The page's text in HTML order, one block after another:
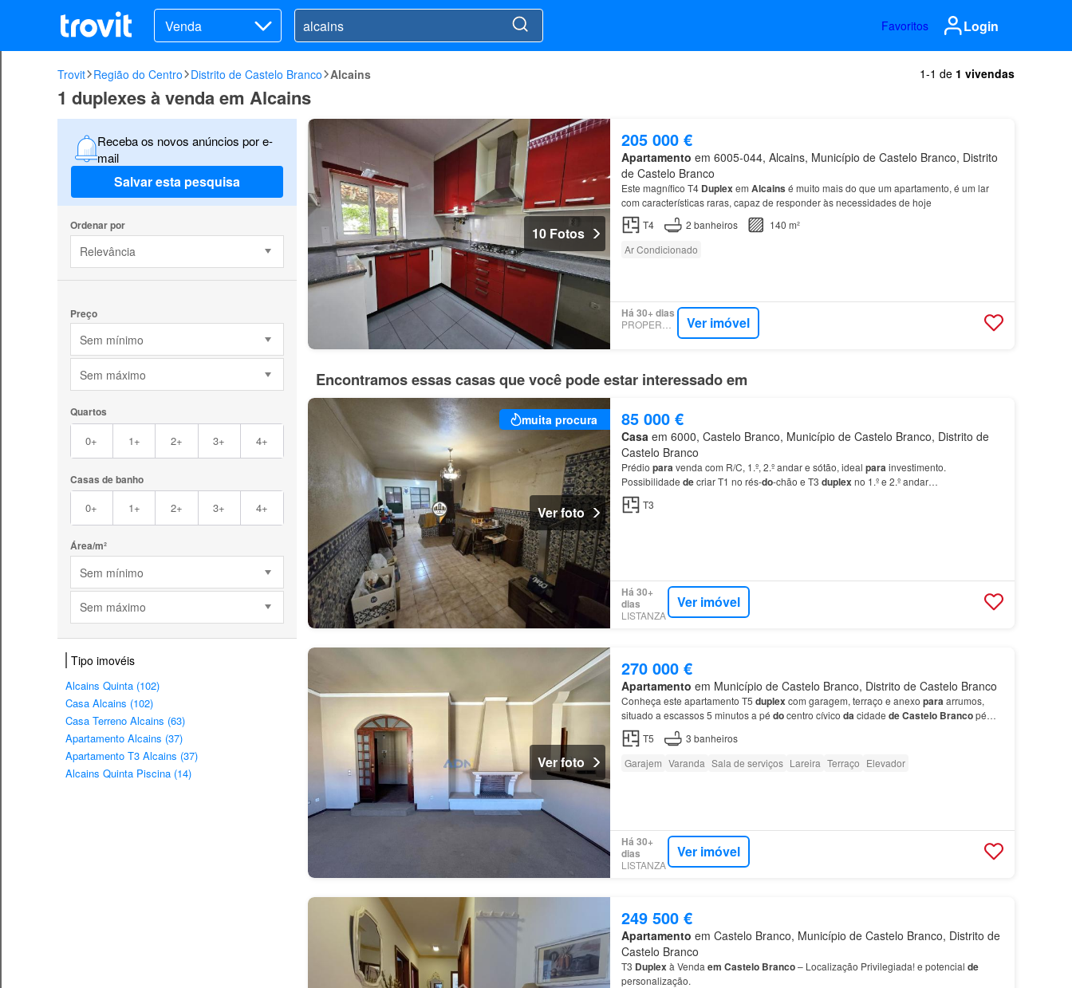
Venda Favoritos Login
Trovit Região do Centro Distrito de Castelo Branco Alcains 1-1 de 1 vivendas
1 duplexes à venda em Alcains
Receba os novos anúncios por e-
mail
Salvar esta pesquisa
Ordenar por
Relevância
Preço
Sem mínimo
Sem máximo
Quartos
0+ 1+ 2+ 3+ 4+
Casas de banho
0+ 1+ 2+ 3+ 4+
Área/m²
Sem mínimo
Sem máximo
Tipo imovéis
Alcains Quinta (102)
Casa Alcains (102)
Casa Terreno Alcains (63)
Apartamento Alcains (37)
Apartamento T3 Alcains (37)
Alcains Quinta Piscina (14)
10 Fotos
205 000 €
Apartamento em 6005-044, Alcains, Município de Castelo Branco, Distrito
de Castelo Branco
Este magnífico T4 Duplexem Alcains é muito mais do que um apartamento, é um lar
com características raras, capaz de responder às necessidades de hoje
T4
2 banheiros
140 m²
Ar Condicionado
Há 30+ dias
PROPERSTAR Ver imóvel
Encontramos essas casas que você pode estar interessado em
muita procura
Ver foto
85 000 €
Casa em 6000, Castelo Branco, Município de Castelo Branco, Distrito de
Castelo Branco
Prédio paravenda com R/C, 1.º, 2.º andar e sótão, ideal parainvestimento.
Possibilidade decriar T1 no rés-do-chão e T3 duplexno 1.º e 2.º andar…
T3
Há 30+
dias
LISTANZA
Ver imóvel
Ver foto
270 000 €
Apartamento em Município de Castelo Branco, Distrito de Castelo Branco
Conheça este apartamento T5 duplexcom garagem, terraço e anexo paraarrumos,
situado a escassos 5 minutos a pé docentro cívico dacidade deCastelo Brancopé
direito com mais
T5 3 banheiros
Garajem Varanda Sala de serviços Lareira Terraço Elevador
Há 30+
dias
LISTANZA
Ver imóvel
249 500 €
Apartamento em Castelo Branco, Município de Castelo Branco, Distrito de
Castelo Branco
T3 Duplexà Venda em Castelo Branco– Localização Privilegiada! e potencial de
personalização.